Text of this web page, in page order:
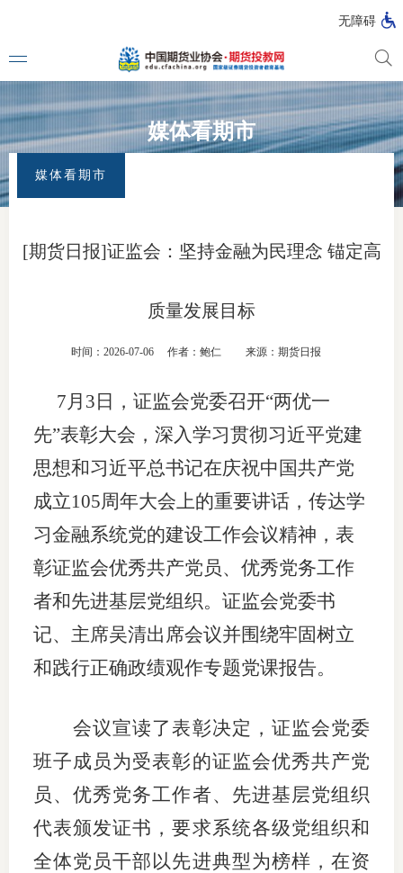
无障碍
媒体看
投教动
上市品
媒体看期市
媒体看期市
[期货日报]证监会：坚持金融为民理念 锚定高
质量发展目标
时间：2026-07-06 作者：鲍仁 来源：期货日报
7月3日，证监会党委召开“两优一
先”表彰大会，深入学习贯彻习近平党建
思想和习近平总书记在庆祝中国共产党
成立105周年大会上的重要讲话，传达学
习金融系统党的建设工作会议精神，表
彰证监会优秀共产党员、优秀党务工作
者和先进基层党组织。证监会党委书
记、主席吴清出席会议并围绕牢固树立
和践行正确政绩观作专题党课报告。
会议宣读了表彰决定，证监会党委
班子成员为受表彰的证监会优秀共产党
员、优秀党务工作者、先进基层党组织
代表颁发证书，要求系统各级党组织和
全体党员干部以先进典型为榜样，在资